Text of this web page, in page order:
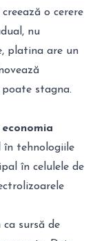
creează o cerere
nu
platina are un
stagna.
economia
în tehnologiile
în celulele de
sursă de